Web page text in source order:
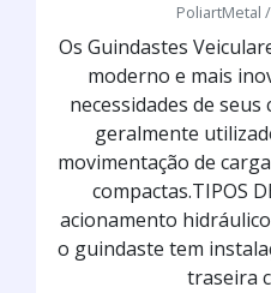
PoliartMetal
Os Guindastes
moderno e mais
necessidades de
geralmente
movimentação de
compactas.TIPOS
acionamento
o guindaste tem
traseira